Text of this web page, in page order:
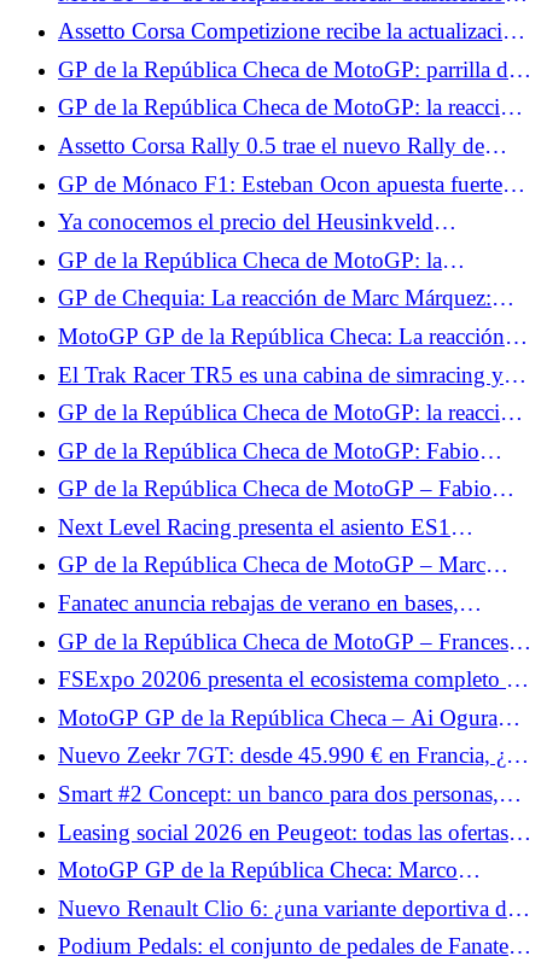
Jorge Martín también
de los Libres 2, Raúl Fernández domina, Fabio
Quartararo cerca del Top 10
Assetto Corsa Competizione recibe la actualización
GTWC 2025 para PS5 y Xbox.
GP de la República Checa de MotoGP: parrilla de
salida, Ai Ogura impresionante, Fabio Quartararo
en 15º lugar
GP de la República Checa de MotoGP: la reacción
de Ai Ogura tras su primera pole position
Assetto Corsa Rally 0.5 trae el nuevo Rally de
Grecia y servidores multijugador.
GP de Mónaco F1: Esteban Ocon apuesta fuerte
por la clasificación este fin de semana
Ya conocemos el precio del Heusinkveld
DisplayDash.
GP de la República Checa de MotoGP: la
clasificación final de la carrera al sprint, Francesco
Bagnaia imperial, Fabio Quartararo no pudo hacer
nada
GP de Chequia: La reacción de Marc Márquez:
"Muy contento con este 3º puesto"
MotoGP GP de la República Checa: La reacción
de Ai Ogura "Mañana tendré otra oportunidad"
El Trak Racer TR5 es una cabina de simracing y
simulación de vuelo de gama de entrada.
GP de la República Checa de MotoGP: la reacción
de Francesco Bagnaia "Espero que mañana sea
igual de bueno"
GP de la República Checa de MotoGP: Fabio
Quartararo dimitió tras la carrera al sprint: “No hay
nada que esperar para mañana”
GP de la República Checa de MotoGP – Fabio
Quartararo fatalista tras la carrera: “No sentimos el
límite”
Next Level Racing presenta el asiento ES1
Hypercool para el simracing en plena canícula.
GP de la República Checa de MotoGP – Marc
Márquez, exhausto al final de la carrera: “La moto
estaba ahí pero yo estaba vacía”
Fanatec anuncia rebajas de verano en bases,
volantes, cabinas, pedales y packs.
GP de la República Checa de MotoGP – Francesco
Bagnaia indefenso ante Marc Márquez: “Mi ritmo
no era lo suficientemente rápido”
FSExpo 20206 presenta el ecosistema completo de
Moza Flight.
MotoGP GP de la República Checa – Ai Ogura
reconoce la superioridad de Marc Márquez: “Tenía
algo extra”
Nuevo Zeekr 7GT: desde 45.990 € en Francia, ¿un
precio agresivo para el shooting Brake eléctrico?
Smart #2 Concept: un banco para dos personas,
inesperado para un miniauto urbano eléctrico
Leasing social 2026 en Peugeot: todas las ofertas y
alquileres de los Peugeot e-208, e-2008 y e-308
MotoGP GP de la República Checa: Marco
Bezzecchi quiere revancha en Brno tras su caída en
Hungría
Nuevo Renault Clio 6: ¿una variante deportiva de
200 CV en preparación?
Podium Pedals: el conjunto de pedales de Fanatec